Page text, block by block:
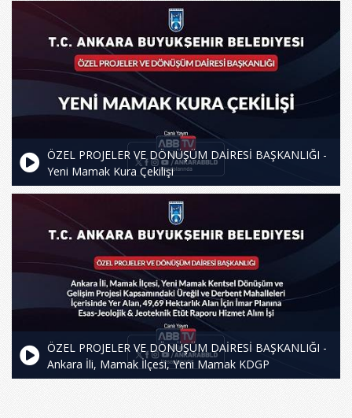
Mamak Kentsel Dönüşüm ve Gelişim Proje Alanındaki
Arsa/Kat Karşılığı İnşaat Yapım İşi
ÖZEL PROJELER VE DÖNÜŞÜM DAİRESİ BAŞKANLIĞI -
Yeni Mamak Kura Çekilişi
ÖZEL PROJELER VE DÖNÜŞÜM DAİRESİ BAŞKANLIĞI -
Ankara İli, Mamak İlçesi, Yeni Mamak KDGP
Kapsamındaki Üreğil ve Derbent Mahalleleri İçerisinde